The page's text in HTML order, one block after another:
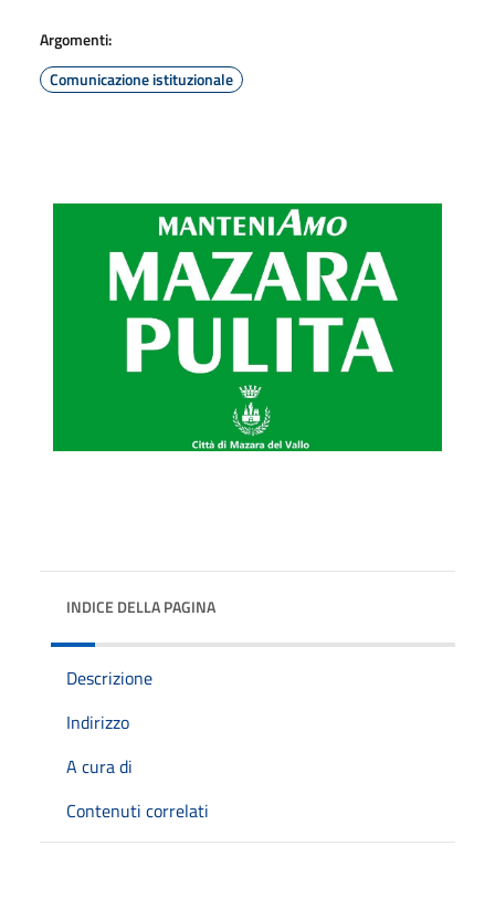
Argomenti:
Comunicazione istituzionale
INDICE DELLA PAGINA
Descrizione
Indirizzo
A cura di
Contenuti correlati